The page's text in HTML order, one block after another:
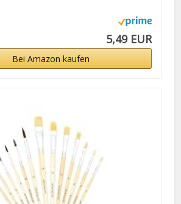
5,49 EUR
Bei Amazon kaufen